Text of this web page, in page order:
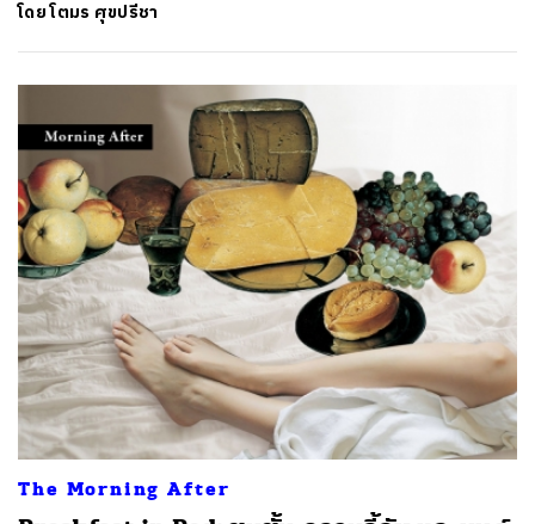
โดยโตมร ศุขปรีชา
The Morning After
TWEET LINE